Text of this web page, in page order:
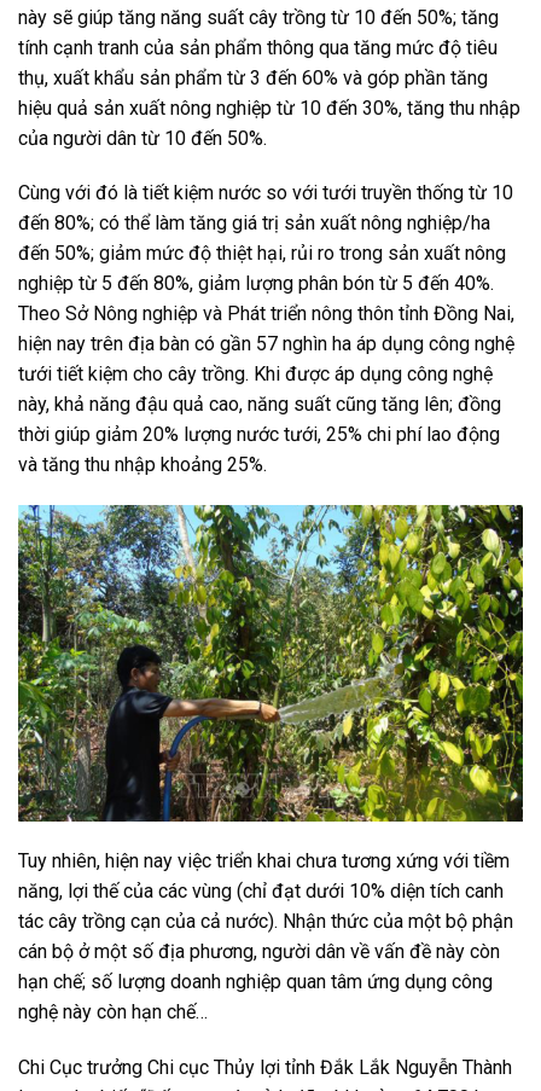
này sẽ giúp tăng năng suất cây trồng từ 10 đến 50%; tăng
tính cạnh tranh của sản phẩm thông qua tăng mức độ tiêu
thụ, xuất khẩu sản phẩm từ 3 đến 60% và góp phần tăng
hiệu quả sản xuất nông nghiệp từ 10 đến 30%, tăng thu nhập
của người dân từ 10 đến 50%.
Cùng với đó là tiết kiệm nước so với tưới truyền thống từ 10
đến 80%; có thể làm tăng giá trị sản xuất nông nghiệp/ha
đến 50%; giảm mức độ thiệt hại, rủi ro trong sản xuất nông
nghiệp từ 5 đến 80%, giảm lượng phân bón từ 5 đến 40%.
Theo Sở Nông nghiệp và Phát triển nông thôn tỉnh Đồng Nai,
hiện nay trên địa bàn có gần 57 nghìn ha áp dụng công nghệ
tưới tiết kiệm cho cây trồng. Khi được áp dụng công nghệ
này, khả năng đậu quả cao, năng suất cũng tăng lên; đồng
thời giúp giảm 20% lượng nước tưới, 25% chi phí lao động
và tăng thu nhập khoảng 25%.
Tuy nhiên, hiện nay việc triển khai chưa tương xứng với tiềm
năng, lợi thế của các vùng (chỉ đạt dưới 10% diện tích canh
tác cây trồng cạn của cả nước). Nhận thức của một bộ phận
cán bộ ở một số địa phương, người dân về vấn đề này còn
hạn chế; số lượng doanh nghiệp quan tâm ứng dụng công
nghệ này còn hạn chế…
Chi Cục trưởng Chi cục Thủy lợi tỉnh Đắk Lắk Nguyễn Thành